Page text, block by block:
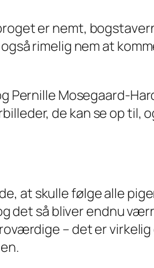
er nemt,
rimelig nem at
Pernille Mosegaard-
de kan se op til,
at skulle følge alle
det så bliver endnu
– det er